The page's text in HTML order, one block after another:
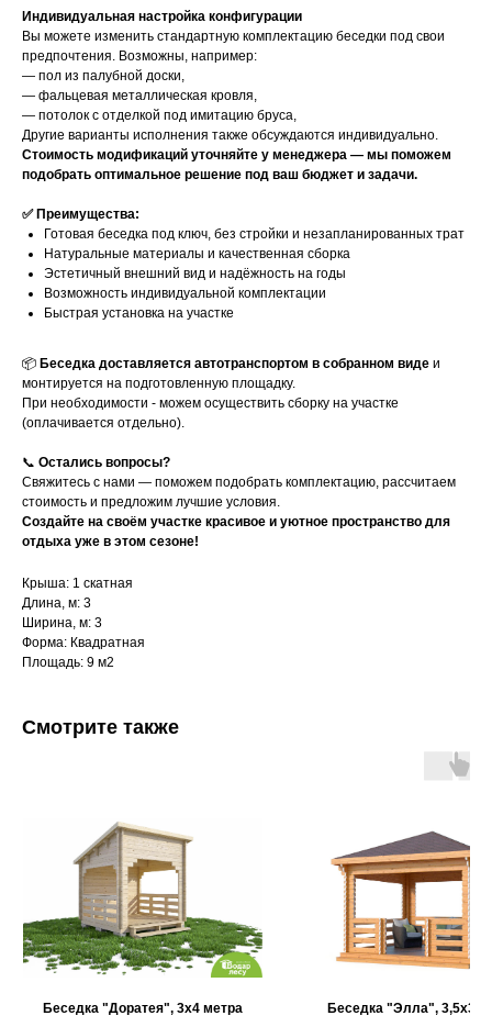
Индивидуальная настройка конфигурации
Вы можете изменить стандартную комплектацию беседки под свои
предпочтения. Возможны, например:
— пол из палубной доски,
— фальцевая металлическая кровля,
— потолок с отделкой под имитацию бруса,
Другие варианты исполнения также обсуждаются индивидуально.
Стоимость модификаций уточняйте у менеджера — мы поможем
подобрать оптимальное решение под ваш бюджет и задачи.
✅ Преимущества:
Готовая беседка под ключ, без стройки и незапланированных трат
Натуральные материалы и качественная сборка
Эстетичный внешний вид и надёжность на годы
Возможность индивидуальной комплектации
Быстрая установка на участке
📦 Беседка доставляется автотранспортом в собранном виде и
монтируется на подготовленную площадку.
При необходимости - можем осуществить сборку на участке
(оплачивается отдельно).
📞 Остались вопросы?
Свяжитесь с нами — поможем подобрать комплектацию, рассчитаем
стоимость и предложим лучшие условия.
Создайте на своём участке красивое и уютное пространство для
отдыха уже в этом сезоне!
Крыша: 1 скатная
Длина, м: 3
Ширина, м: 3
Форма: Квадратная
Площадь: 9 м2
Смотрите также
Беседка "Доратея", 3х4 метра
Беседка "Элла", 3,5х3,5
Каталог
Выставочная площадка
Оплата и кредитование
Контакты
+375 (44) 772-92-22